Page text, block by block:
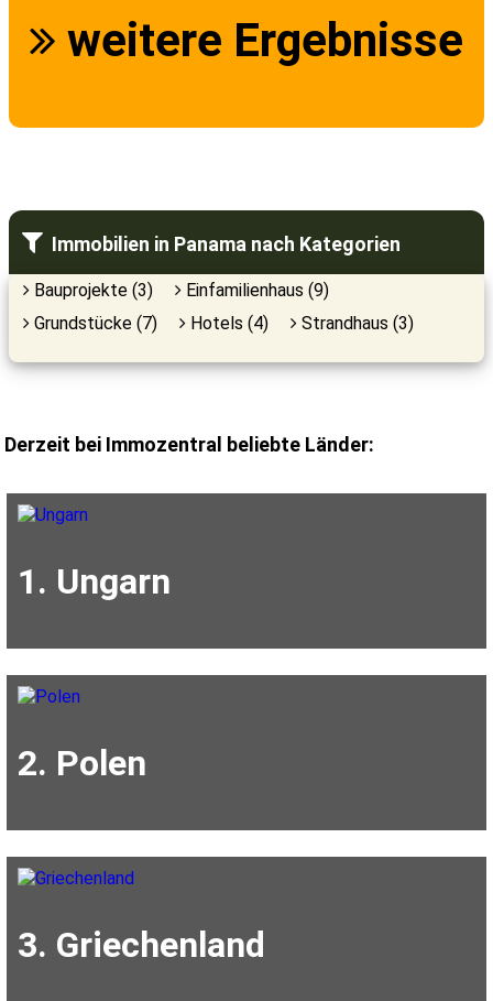
weitere Ergebnisse
Immobilien in Panama nach Kategorien
Bauprojekte (3)
Einfamilienhaus (9)
Grundstücke (7)
Hotels (4) Strandhaus (3)
Derzeit bei Immozentral beliebte Länder:
1. Ungarn
2. Polen
3. Griechenland